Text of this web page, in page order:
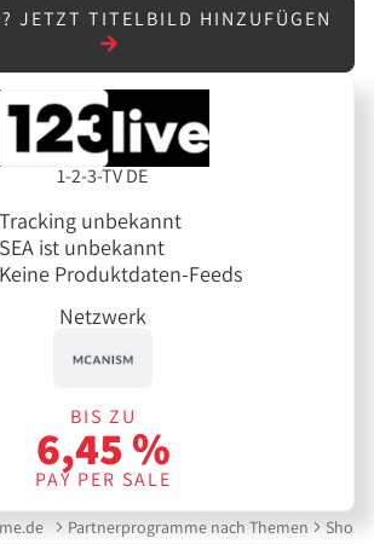
JETZT TITELBILD HINZUFÜGEN
1-2-3-TV DE
Tracking unbekannt
SEA ist unbekannt
Keine Produktdaten-Feeds
Netzwerk
BIS ZU
6,45 %
PAY PER SALE
Partnerprogramme nach Themen